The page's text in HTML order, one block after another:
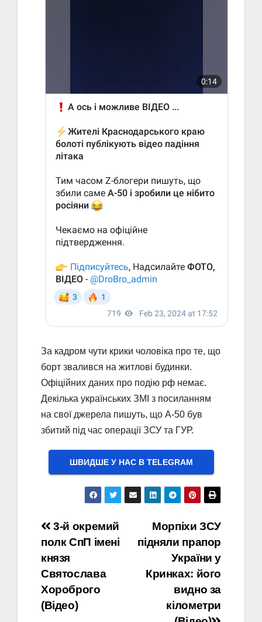
За кадром чути крики чоловіка про те, що
борт звалився на житлові будинки.
Офіційних даних про подію рф немає.
Декілька українських ЗМІ з посиланням
на свої джерела пишуть, що А-50 був
збитий під час операції ЗСУ та ГУР.
ШВИДШЕ У НАС В ТELEGRAM
Навігація
записів
Морпіхи ЗСУ
підняли прапор
України у
Кринках: його
видно за
кілометри
3-й окремий
полк СпП імені
князя
Святослава
Хороброго
(Відео)